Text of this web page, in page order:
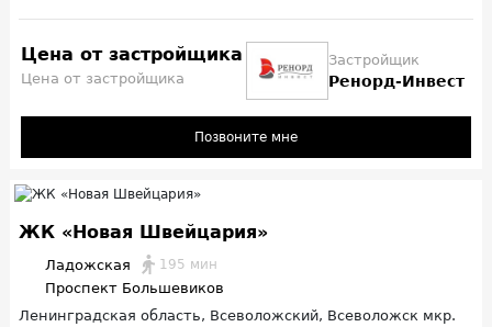
Цена от застройщика
Цена от застройщика
Застройщик
Ренорд-Инвест
Позвоните мне
ЖК «Новая Швейцария»
Ладожская 195 мин
Проспект Большевиков
Ленинградская область, Всеволожский, Всеволожск мкр.